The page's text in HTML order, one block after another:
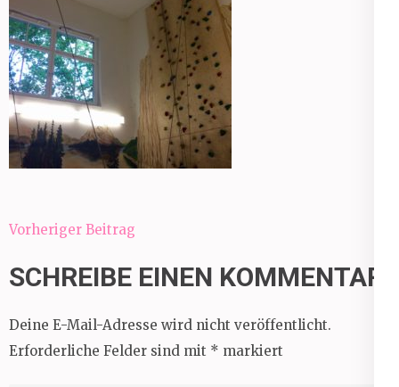
Beitragsnavigation
Vorheriger Beitrag
SCHREIBE EINEN KOMMENTAR
Deine E-Mail-Adresse wird nicht veröffentlicht.
Erforderliche Felder sind mit * markiert